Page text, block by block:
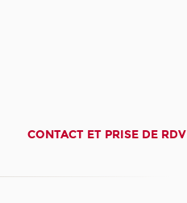
CONTACT ET PRISE DE RDV